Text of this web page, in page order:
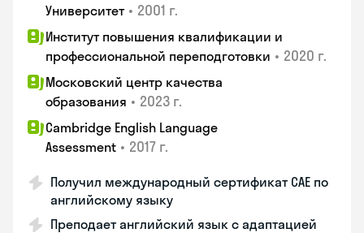
Университет • 2001 г.
Институт повышения квалификации и
профессиональной переподготовки • 2020 г.
Московский центр качества
образования • 2023 г.
Cambridge English Language
Assessment • 2017 г.
Получил международный сертификат CAE по
английскому языку
Преподает английский язык с адаптацией